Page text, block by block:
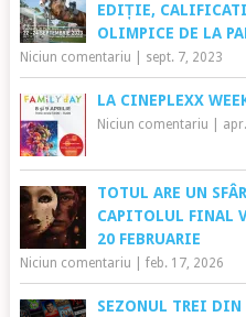
loc pe 27 ianuarie. La
evenimentul din Cinema City
AFI Cotroceni au…
EDIȚIE,
OLIMPICE DE LA
Niciun comentariu sept. 7, 2023
LA CINEPLEXX
Niciun comentariu
TOTUL ARE UN
CAPITOLUL FINAL
20 FEBRUARIE
Niciun comentariu feb. 17, 2026
SEZONUL TREI